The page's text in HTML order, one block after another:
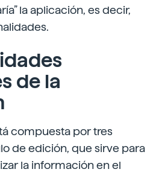
la aplicación, es decir,
de la
compuesta por tres
de edición, que sirve para
la información en el